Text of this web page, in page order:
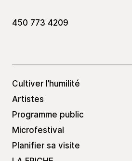
450 773 4209
Cultiver l’humilité
Artistes
Programme public
Microfestival
Planifier sa visite